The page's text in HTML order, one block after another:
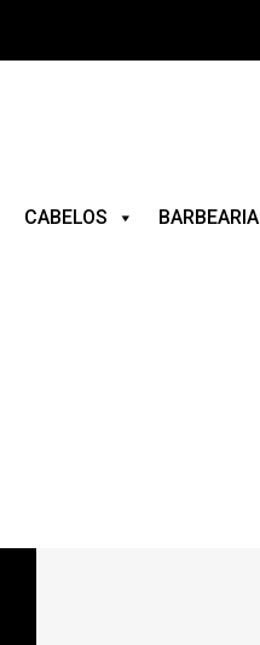
CABELOS BARBEARIA